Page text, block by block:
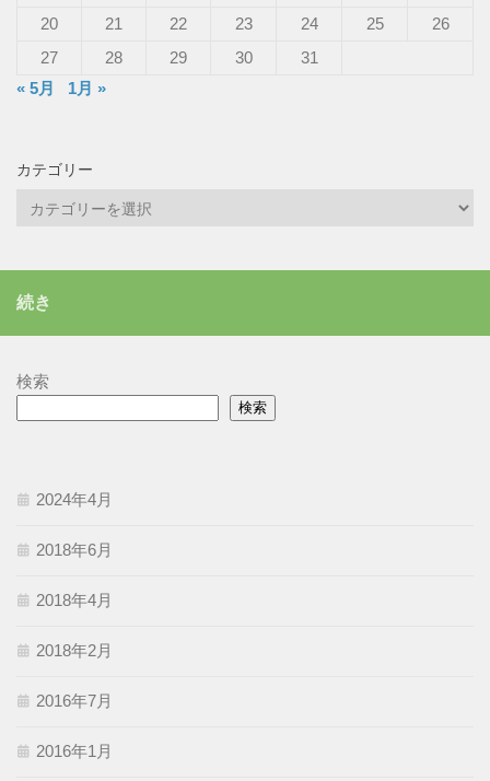
20
21 22 23 24 25
26
27
28 29 30
31
« 5月
1月 »
カテゴリー
ー
続き
検索
検索
2024年4月
2018年6月
2018年4月
2018年2月
2016年7月
2016年1月